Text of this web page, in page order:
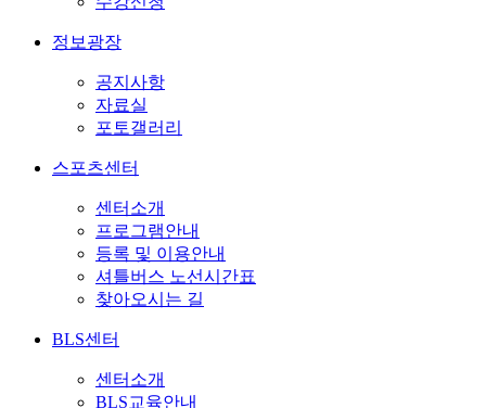
정보광장
공지사항
자료실
포토갤러리
스포츠센터
센터소개
프로그램안내
등록 및 이용안내
셔틀버스 노선시간표
찾아오시는 길
BLS센터
센터소개
BLS교육안내